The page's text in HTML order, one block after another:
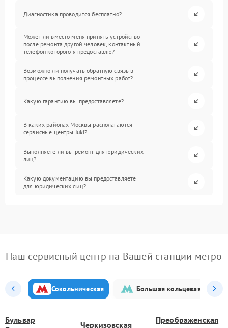
Диагностика проводится бесплатно?
Может ли вместо меня принять устройство
после ремонта другой человек, контактный
телефон которого я предоставлю?
Возможно ли получать обратную связь в
процессе выполнения ремонтных работ?
Какую гарантию вы предоставляете?
В каких районах Москвы располагаются
сервисные центры Juki?
Выполняете ли вы ремонт для юридических
лиц?
Какую документацию вы предоставляете
для юридических лиц?
Наш сервисный центр на Вашей станции метро
Сокольническая Большая кольцевая
Бульвар
Черкизовская
Преображенская